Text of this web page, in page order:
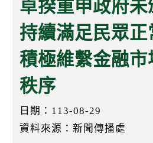
卓揆重申政府
持續滿足民眾
積極維繫金融
秩序
日期：113-08-29
資料來源：新聞傳播處